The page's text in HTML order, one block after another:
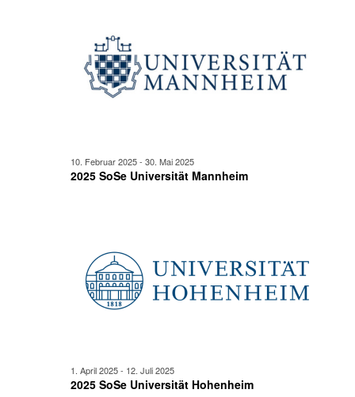
2025 SoSe Universität Mannheim
10. Februar 2025- 30. Mai 2025
2025 SoSe Universität Hohenheim
1. April 2025- 12. Juli 2025